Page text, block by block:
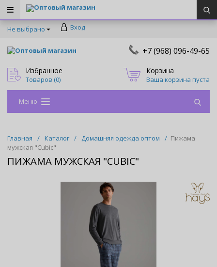
Оптовый магазин
Не выбрано Вход
Оптовый магазин +7 (968) 096-49-65
Избранное
Товаров (0)
Корзина
Ваша корзина пуста
Меню
Главная / Каталог / Домашняя одежда оптом / Пижама
мужская "Cubic"
ПИЖАМА МУЖСКАЯ "CUBIC"